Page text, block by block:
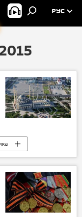
РУС